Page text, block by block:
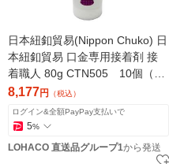
日本紐釦貿易(Nippon Chuko) 日
本紐釦貿易 口金専用接着剤 接
着職人 80g CTN505 10個（直
送品）
8,177円 （税込）
ログイン&全額PayPay支払いで
5%
LOHACO 直送品グループ1から発送